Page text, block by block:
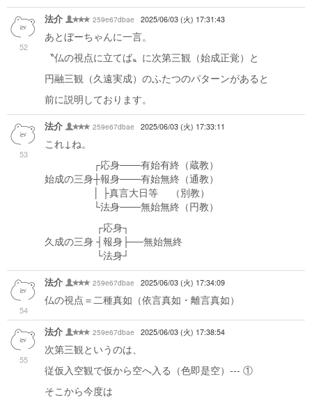
52
法介 259e67dbae 2025/06/03 (火) 17:31:43
あとぼーちゃんに一言。
〝仏の視点に立てば〟に次第三観（始成正覚）と
円融三観（久遠実成）のふたつのパターンがあると
前に説明しております。
53
法介 259e67dbae 2025/06/03 (火) 17:33:11
これ↓ね。
┌応身───有始有終（蔵教）
始成の三身┼報身───有始無終（通教）
│ ├真言大日等 （別教）
└法身───無始無終（円教）
┌応身┐
久成の三身 ┤報身├──無始無終
└法身┘
54
法介 259e67dbae 2025/06/03 (火) 17:34:09
仏の視点＝二種真如（依言真如・離言真如）
55
法介 259e67dbae 2025/06/03 (火) 17:38:54
次第三観というのは、
従仮入空観で仮から空へ入る（色即是空）--- ①
そこから今度は